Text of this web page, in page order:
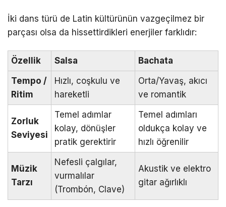
İki dans türü de Latin kültürünün vazgeçilmez bir
parçası olsa da hissettirdikleri enerjiler farklıdır:
Özellik Salsa
Bachata
Tempo /
Ritim
Hızlı, coşkulu ve
hareketli
Orta/Yavaş, akıcı
ve romantik
Zorluk
Seviyesi
Temel adımlar
kolay, dönüşler
pratik gerektirir
Temel adımları
oldukça kolay ve
hızlı öğrenilir
Müzik
Tarzı
Nefesli çalgılar,
vurmalılar
(Trombón, Clave)
Akustik ve elektro
gitar ağırlıklı